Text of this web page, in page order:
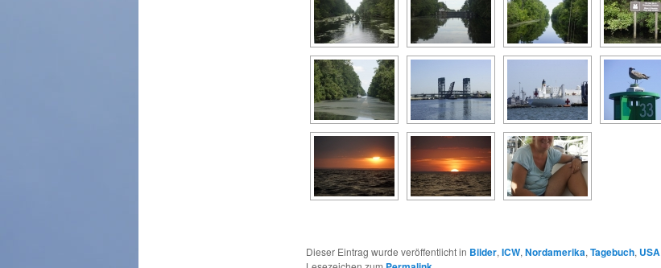
Dieser Eintrag wurde veröffentlicht in Bilder, ICW, Nordamerika, Tagebuch, USA